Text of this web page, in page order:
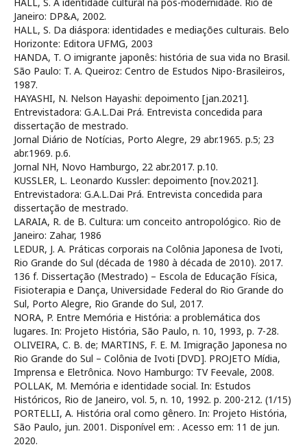
HALL, S. A identidade cultural na pós-modernidade. Rio de
Janeiro: DP&A, 2002.
HALL, S. Da diáspora: identidades e mediações culturais. Belo
Horizonte: Editora UFMG, 2003
HANDA, T. O imigrante japonês: história de sua vida no Brasil.
São Paulo: T. A. Queiroz: Centro de Estudos Nipo-Brasileiros,
1987.
HAYASHI, N. Nelson Hayashi: depoimento [jan.2021].
Entrevistadora: G.A.L.Dai Prá. Entrevista concedida para
dissertação de mestrado.
Jornal Diário de Notícias, Porto Alegre, 29 abr.1965. p.5; 23
abr.1969. p.6.
Jornal NH, Novo Hamburgo, 22 abr.2017. p.10.
KUSSLER, L. Leonardo Kussler: depoimento [nov.2021].
Entrevistadora: G.A.L.Dai Prá. Entrevista concedida para
dissertação de mestrado.
LARAIA, R. de B. Cultura: um conceito antropológico. Rio de
Janeiro: Zahar, 1986
LEDUR, J. A. Práticas corporais na Colônia Japonesa de Ivoti,
Rio Grande do Sul (década de 1980 à década de 2010). 2017.
136 f. Dissertação (Mestrado) – Escola de Educação Física,
Fisioterapia e Dança, Universidade Federal do Rio Grande do
Sul, Porto Alegre, Rio Grande do Sul, 2017.
NORA, P. Entre Memória e História: a problemática dos
lugares. In: Projeto História, São Paulo, n. 10, 1993, p. 7-28.
OLIVEIRA, C. B. de; MARTINS, F. E. M. Imigração Japonesa no
Rio Grande do Sul – Colônia de Ivoti [DVD]. PROJETO Mídia,
Imprensa e Eletrônica. Novo Hamburgo: TV Feevale, 2008.
POLLAK, M. Memória e identidade social. In: Estudos
Históricos, Rio de Janeiro, vol. 5, n. 10, 1992. p. 200-212. (1/15)
PORTELLI, A. História oral como gênero. In: Projeto História,
São Paulo, jun. 2001. Disponível em: . Acesso em: 11 de jun.
2020.